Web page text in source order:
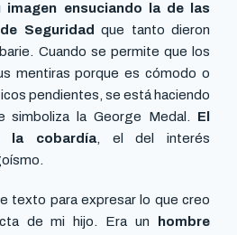
imagen ensuciando la de las
Seguridad
que tanto dieron
Cuando se permite que los
mentiras porque es cómodo o
pendientes, se está haciendo
simboliza la George Medal. El
la cobardía, el del interés
texto para expresar lo que creo
de mi hijo. Era un
hombre